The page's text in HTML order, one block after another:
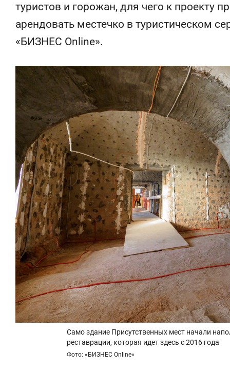
туристов и горожан, для чего к проекту
арендовать местечко в туристическом
«БИЗНЕС Online».
Само здание Присутственных мест начали
реставрации, которая идет здесь с 2016 года
Фото: «БИЗНЕС Online»